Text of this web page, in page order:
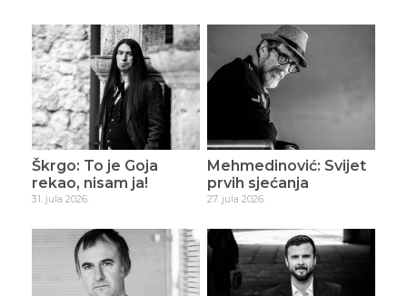
Škrgo: To je Goja
rekao, nisam ja!
31. jula 2026.
Mehmedinović: Svijet
prvih sjećanja
27. jula 2026.